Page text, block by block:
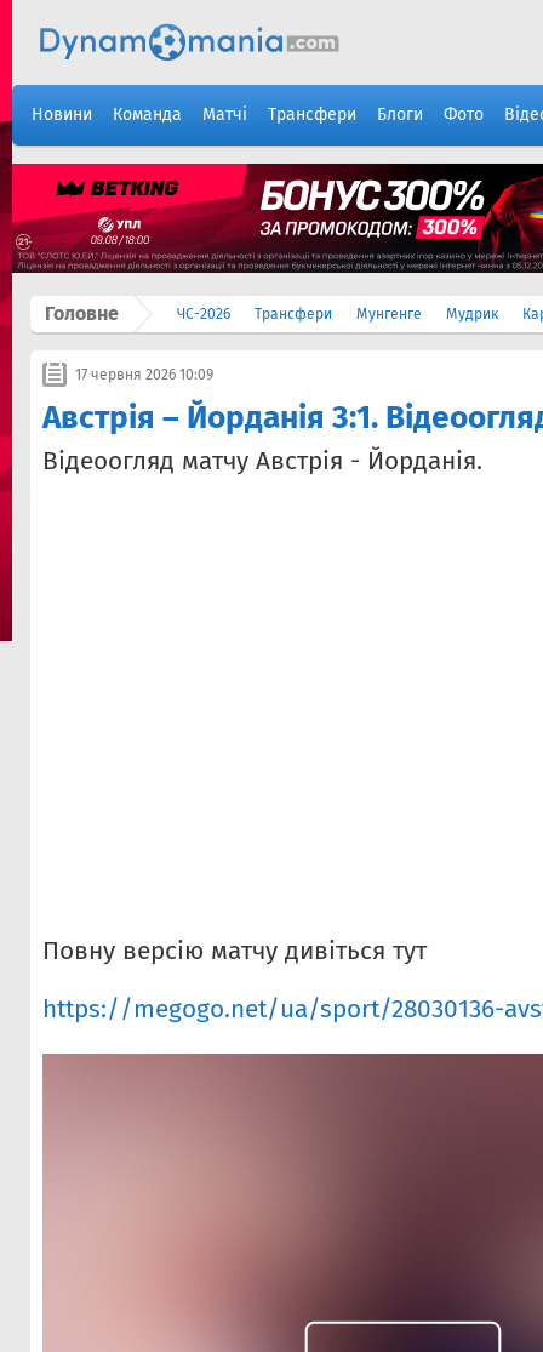
Новини Команда Матчі Трансфери Блоги Фото
Головне ЧС-2026 Трансфери Мунгенге Мудрик
17 червня 2026 10:09
Австрія – Йорданія 3:1.
Відеоогляд матчу Австрія - Йорданія.
Повну версію матчу дивіться тут
https://megogo.net/ua/sport/28030136-